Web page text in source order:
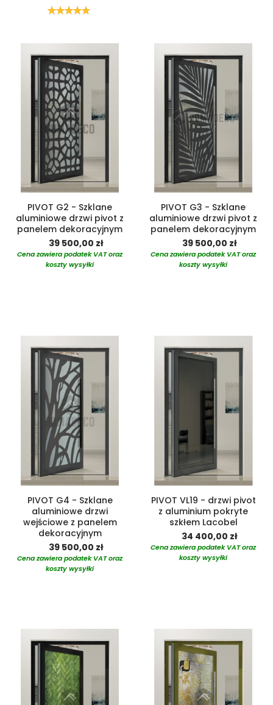
Ocena:
PIVOT G2 - Szklane
aluminiowe drzwi pivot z
panelem dekoracyjnym
39 500,00 zł
Cena zawiera podatek VAT oraz
koszty wysyłki
PIVOT G3 - Szklane
aluminiowe drzwi pivot z
panelem dekoracyjnym
39 500,00 zł
Cena zawiera podatek VAT oraz
koszty wysyłki
PIVOT G4 - Szklane
aluminiowe drzwi
wejściowe z panelem
dekoracyjnym
39 500,00 zł
Cena zawiera podatek VAT oraz
koszty wysyłki
PIVOT VL19 - drzwi pivot
z aluminium pokryte
szkłem Lacobel
34 400,00 zł
Cena zawiera podatek VAT oraz
koszty wysyłki